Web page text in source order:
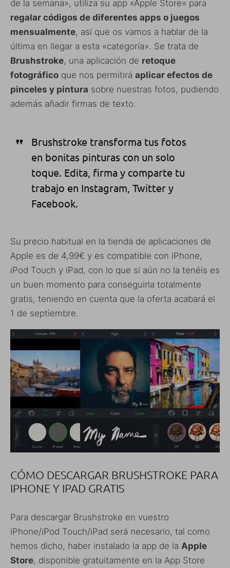
de la semana», utiliza su app «Apple Store» para
regalar códigos de diferentes apps o juegos
mensualmente, así que os vamos a hablar de la
última en llegar a esta «categoría». Se trata de
Brushstroke, una aplicación de retoque
fotográfico que nos permitirá aplicar efectos de
pinceles y pintura sobre nuestras fotos, pudiendo
además añadir firmas de texto.
Brushstroke transforma tus fotos
en bonitas pinturas con un solo
toque. Edita, firma y comparte tu
trabajo en Instagram, Twitter y
Facebook.
Su precio habitual en la tienda de aplicaciones de
Apple es de 4,99€ y es compatible con iPhone,
iPod Touch y iPad, con lo que si aún no la tenéis es
un buen momento para conseguirla totalmente
gratis, teniendo en cuenta que la oferta acabará el
1 de septiembre.
CÓMO DESCARGAR BRUSHSTROKE PARA
IPHONE Y IPAD GRATIS
Para descargar Brushstroke en vuestro
iPhone/iPod Touch/iPad será necesario, tal como
hemos dicho, haber instalado la app de la Apple
Store, disponible gratuitamente en la App Store